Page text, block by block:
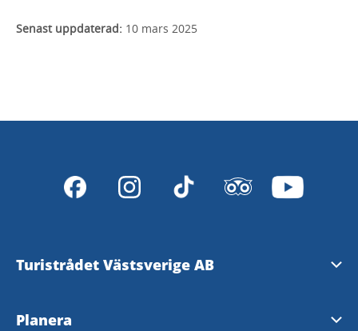
Senast uppdaterad: 10 mars 2025
Turistrådet Västsverige AB
Tipsa om evenemang
Planera